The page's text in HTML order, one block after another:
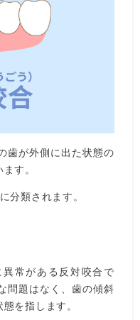
歯が外側に出た状態の
す。
分類されます。
常がある反対咬合で
問題はなく、歯の傾斜
を指します。